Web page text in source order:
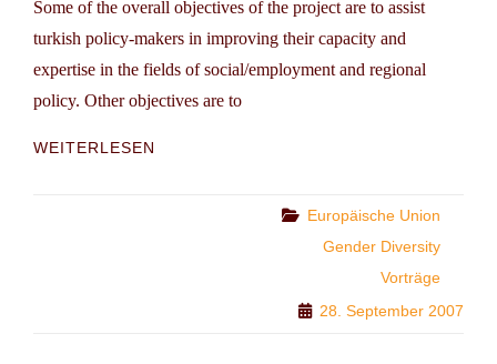
Some of the overall objectives of the project are to assist
turkish policy-makers in improving their capacity and
expertise in the fields of social/employment and regional
policy. Other objectives are to
WEITERLESEN
Categories
Europäische Union
Gender Diversity
Vorträge
28. September 2007